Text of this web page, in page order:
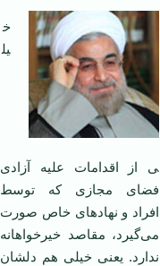
خ
یل
ی از اقدامات علیه آزادی
فضای مجازی که توسط
افراد و نهادهای خاص صورت
می‌گیرد، مقاصد خیرخواهانه
ندارد. یعنی خیلی هم دلشان